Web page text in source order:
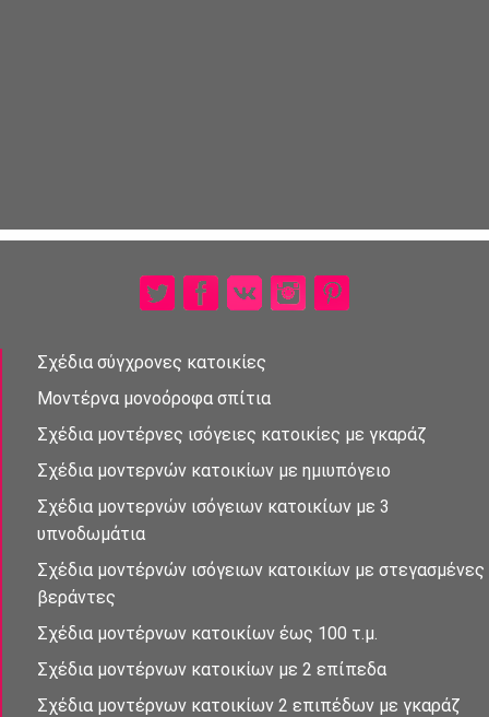
Σχέδια σύγχρονες κατοικίες
Μοντέρνα μονοὀροφα σπἰτια
Σχέδια μοντέρνες ισὀγειες κατοικίες με γκαράζ
Σχέδια μοντερνὠν κατοικίων με ημιυπόγειο
Σχέδια μοντερνών ισὀγειων κατοικἰων με 3
υπνοδωμἀτια
Σχἐδια μοντέρνὠν ισὀγειων κατοικίων με στεγασμένες
βεράντες
Σχέδια μοντἐρνων κατοικἰων έως 100 τ.μ.
Σχέδια μοντέρνων κατοικίων με 2 επἰπεδα
Σχέδια μοντέρνων κατοικίων 2 επιπέδων με γκαράζ